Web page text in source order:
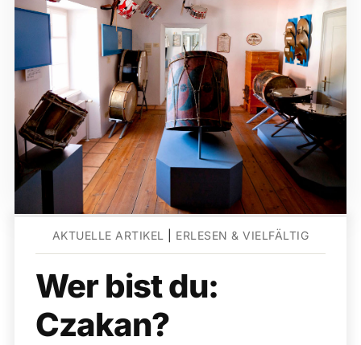
AKTUELLE ARTIKEL ERLESEN & VIELFÄLTIG
Wer bist du:
Czakan?